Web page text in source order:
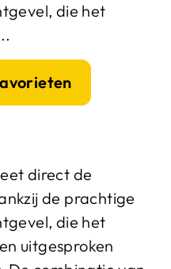
die het
direct de
de prachtige
die het
uitgesproken